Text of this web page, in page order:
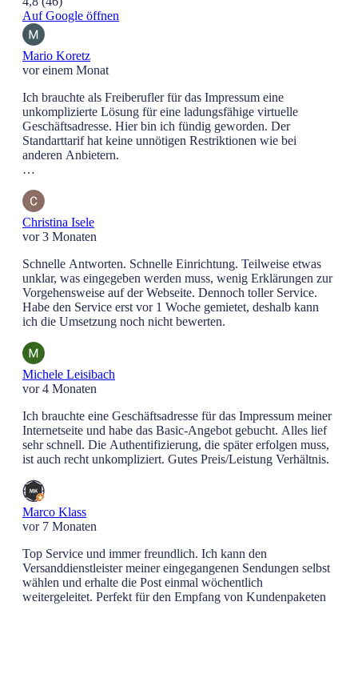
Auf Google öffnen
Mario Koretz
vor einem Monat
Ich brauchte als Freiberufler für das Impressum eine
unkomplizierte Lösung für eine ladungsfähige virtuelle
Geschäftsadresse. Hier bin ich fündig geworden. Der
Standarttarif hat keine unnötigen Restriktionen wie bei
anderen Anbietern.
Christina Isele
vor 3 Monaten
Schnelle Antworten. Schnelle Einrichtung. Teilweise etwas
unklar, was eingegeben werden muss, wenig Erklärungen zur
Vorgehensweise auf der Webseite. Dennoch toller Service.
Habe den Service erst vor 1 Woche gemietet, deshalb kann
ich die Umsetzung noch nicht bewerten.
Michele Leisibach
vor 4 Monaten
Ich brauchte eine Geschäftsadresse für das Impressum meiner
Internetseite und habe das Basic-Angebot gebucht. Alles lief
sehr schnell. Die Authentifizierung, die später erfolgen muss,
ist auch recht unkompliziert. Gutes Preis/Leistung Verhältnis.
Marco Klass
vor 7 Monaten
Top Service und immer freundlich. Ich kann den
Versanddienstleister meiner eingegangenen Sendungen selbst
wählen und erhalte die Post einmal wöchentlich
weitergeleitet. Perfekt für den Empfang von Kundenpaketen